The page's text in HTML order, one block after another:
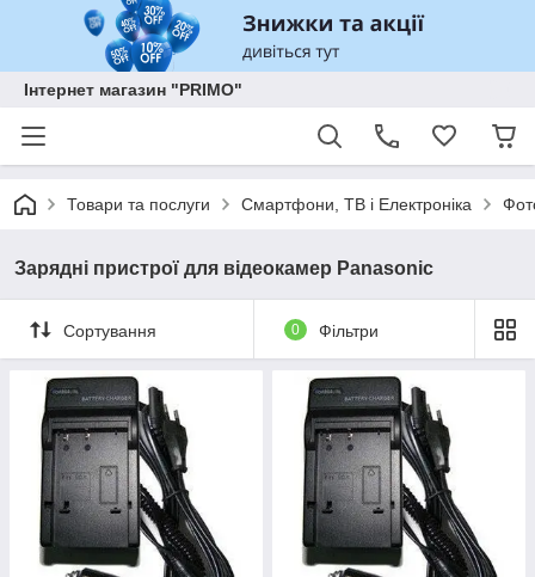
Інтернет магазин "PRIMO"
Товари та послуги Смартфони, ТВ і Електроніка
Зарядні пристрої для відеокамер Panasonic
Сортування 0 Фільтри